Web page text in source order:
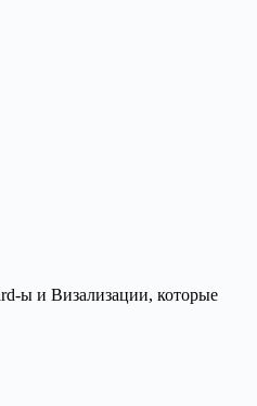
ы и Визализации, которые